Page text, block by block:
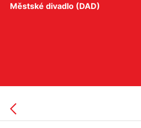
Městské divadlo (DAD)